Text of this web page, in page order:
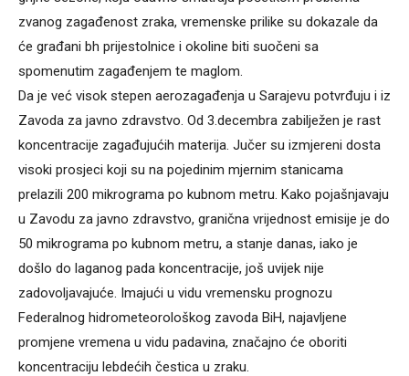
zvanog zagađenost zraka, vremenske prilike su dokazale da
će građani bh prijestolnice i okoline biti suočeni sa
spomenutim zagađenjem te maglom.
Da je već visok stepen aerozagađenja u Sarajevu potvrđuju i iz
Zavoda za javno zdravstvo. Od 3.decembra zabilježen je rast
koncentracije zagađujućih materija. Jučer su izmjereni dosta
visoki prosjeci koji su na pojedinim mjernim stanicama
prelazili 200 mikrograma po kubnom metru. Kako pojašnjavaju
u Zavodu za javno zdravstvo, granična vrijednost emisije je do
50 mikrograma po kubnom metru, a stanje danas, iako je
došlo do laganog pada koncentracije, još uvijek nije
zadovoljavajuće. Imajući u vidu vremensku prognozu
Federalnog hidrometeorološkog zavoda BiH, najavljene
promjene vremena u vidu padavina, značajno će oboriti
koncentraciju lebdećih čestica u zraku.